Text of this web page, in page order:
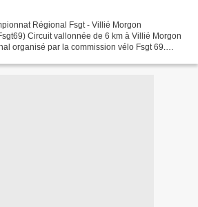
Régional Fsgt - Villié Morgon
Circuit vallonnée de 6 km à Villié Morgon
organisé par la commission vélo Fsgt 69.